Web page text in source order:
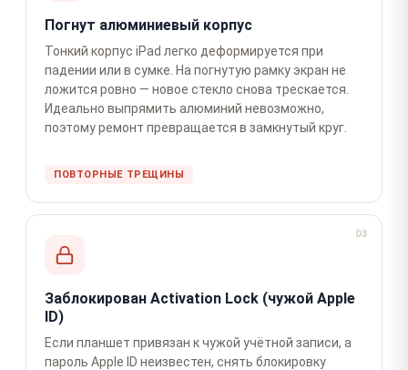
Погнут алюминиевый корпус
Тонкий корпус iPad легко деформируется при
падении или в сумке. На погнутую рамку экран не
ложится ровно — новое стекло снова трескается.
Идеально выпрямить алюминий невозможно,
поэтому ремонт превращается в замкнутый круг.
ПОВТОРНЫЕ ТРЕЩИНЫ
03
Заблокирован Activation Lock (чужой Apple
ID)
Если планшет привязан к чужой учётной записи, а
пароль Apple ID неизвестен, снять блокировку